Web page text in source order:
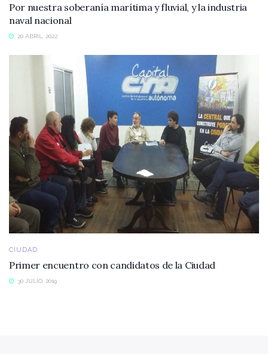
Por nuestra soberanía marítima y fluvial, y la industria
naval nacional
20 ABRIL, 2022
CIUDAD
Primer encuentro con candidatos de la Ciudad
30 JULIO, 2019